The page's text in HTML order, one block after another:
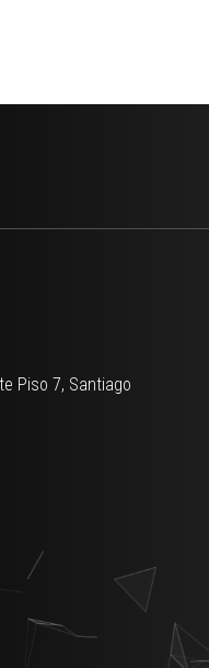
Piso 7, Santiago